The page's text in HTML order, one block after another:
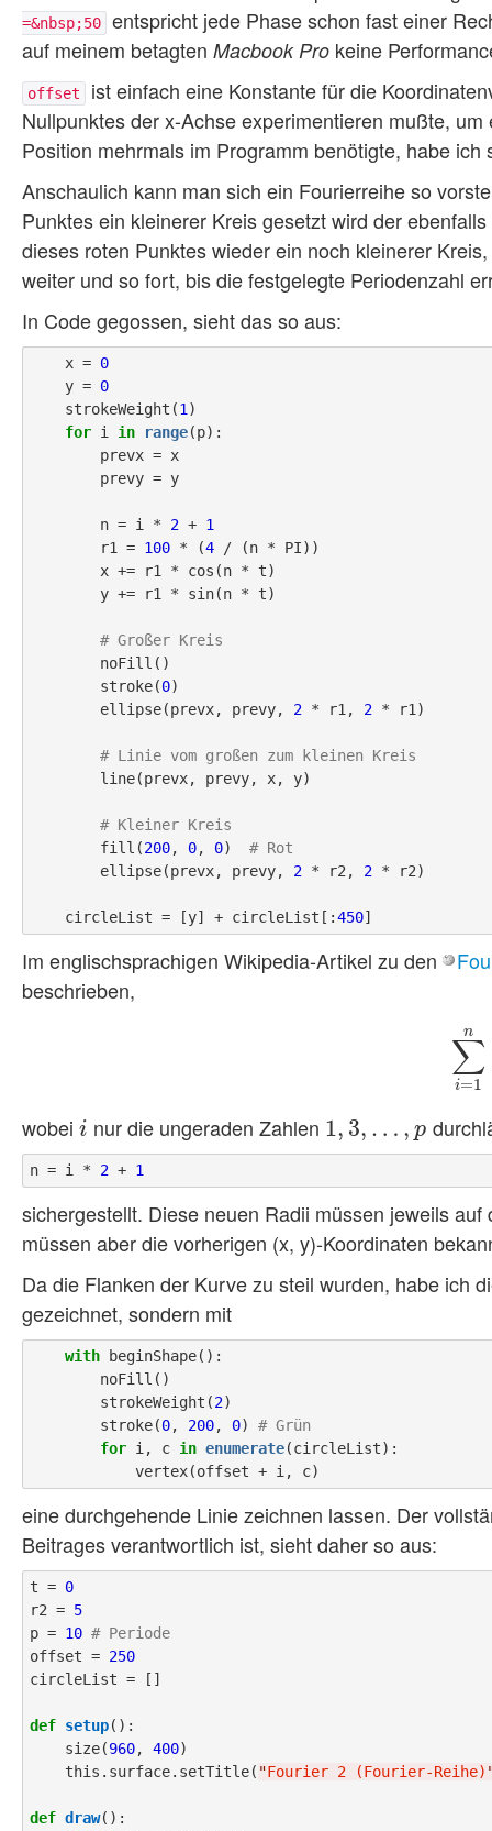
=&nbsp;50
entspricht jede Phase schon fast einer
auf meinem betagten Macbook Pro keine
offset
ist einfach eine Konstante für die
Nullpunktes der x-Achse experimentieren mußte,
Position mehrmals im Programm benötigte, habe
Anschaulich kann man sich ein Fourierreihe so
Punktes ein kleinerer Kreis gesetzt wird der
dieses roten Punktes wieder ein noch kleinerer
weiter und so fort, bis die festgelegte Periodenzahl
In Code gegossen, sieht das so aus:
    x =
0
    y =
0
    strokeWeight(
1 )
for i in range(p):
        n = i *
2 + 1
        r1 =
100 * (4 / (n * PI))
# Großer Kreis
        stroke(
0)
        ellipse(prevx, prevy,
2 * r1, 2 * r1)
# Linie vom großen zum kleinen Kreis
# Kleiner Kreis
        fill(
200, 0, 0) # Rot
        ellipse(prevx, prevy,
2 * r2, 2 * r2)
    circleList = [y] + circleList[:
450
Im englischsprachigen Wikipedia-Artikel zu den
beschrieben,
∑
i=1
n
∑i= 1
wobei i
i nur die ungeraden Zahlen 1, 3, … , p
1,3,… ,p
n = i * 2 + 1
sichergestellt. Diese neuen Radii müssen jeweils
müssen aber die vorherigen (x, y)-Koordinaten
Da die Flanken der Kurve zu steil wurden, habe ich
gezeichnet, sondern mit
with beginShape():
        strokeWeight(
2)
        stroke(
0, 200, 0) # Grün
for i, c in enumerate(circleList):
eine durchgehende Linie zeichnen lassen. Der
Beitrages verantwortlich ist, sieht daher so aus:
t = 0
r2 = 5
p = 10 # Periode
offset = 250
circleList = []
def setup():
    size(
960, 400)
    this.surface.setTitle(
"Fourier 2 (Fourier-Reihe)
def draw():